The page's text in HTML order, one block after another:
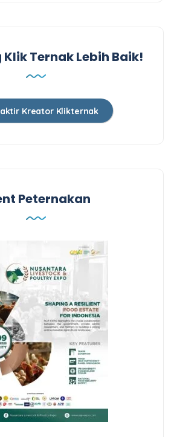
Klik Ternak Lebih Baik!
Kreator Klikternak
Peternakan